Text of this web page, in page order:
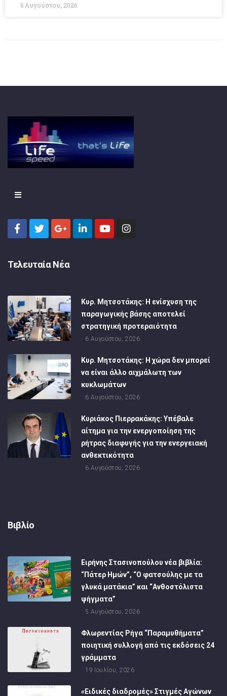
6 Αυγούστου, 2026
Τελευταία Νέα
Κυρ. Μητσοτάκης: Η ενίσχυση της
παραγωγικής βάσης αποτελεί
στρατηγική προτεραιότητα
6 Αυγούστου, 2026
Κυρ. Μητσοτάκης: Η χώρα δεν μπορεί
να είναι άλλο αιχμάλωτη των
κυκλωμάτων
6 Αυγούστου, 2026
Κυριάκος Πιερρακάκης: Υπέβαλε
αίτημα για την ενεργοποίηση της
ρήτρας διαφυγής για την ενεργειακή
ανθεκτικότητα
6 Αυγούστου, 2026
Βιβλίο
Ειρήνης Στασινοπούλου νέα βιβλία:
“Πάτερ Ημών”, “Ο φατσούλης με τα
γλυκά ματάκια” και “Ανθοστόλιστα
ψήγματα”
5 Αυγούστου, 2026
Φλωρεντίας Ρήγα “Παραμυθήματα”
ποιητική συλλογή από τις εκδόσεις 24
γράμματα
19 Ιουλίου, 2026
«Ειδικές διαδρομές» Στιγμές Αγώνων